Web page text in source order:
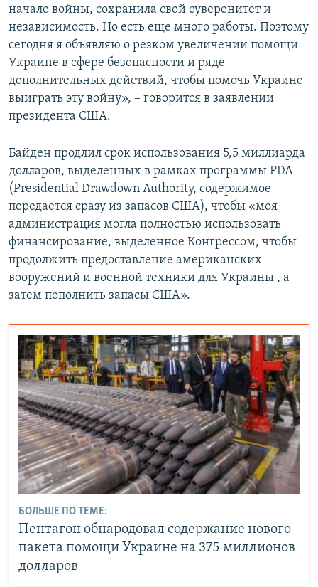
начале войны, сохранила свой суверенитет и
независимость. Но есть еще много работы. Поэтому
сегодня я объявляю о резком увеличении помощи
Украине в сфере безопасности и ряде
дополнительных действий, чтобы помочь Украине
выиграть эту войну», – говорится в заявлении
президента США.
Байден продлил срок использования 5,5 миллиарда
долларов, выделенных в рамках программы PDA
(Presidential Drawdown Authority, содержимое
передается сразу из запасов США), чтобы «моя
администрация могла полностью использовать
финансирование, выделенное Конгрессом, чтобы
продолжить предоставление американских
вооружений и военной техники для Украины , а
затем пополнить запасы США».
БОЛЬШЕ ПО ТЕМЕ:
Пентагон обнародовал содержание нового
пакета помощи Украине на 375 миллионов
долларов